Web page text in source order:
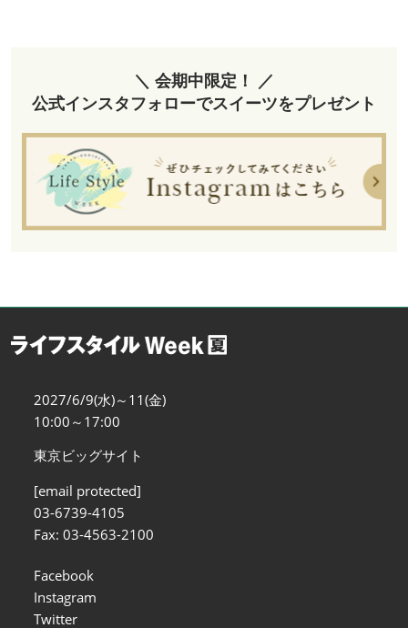
＼ 会期中限定！ ／
公式インスタフォローでスイーツをプレゼント
2027/6/9(水)～11(金)
10:00～17:00
東京ビッグサイト
[email protected]
03-6739-4105
Fax: 03-4563-2100
Facebook
Instagram
Twitter